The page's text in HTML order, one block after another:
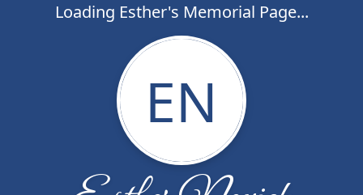
Loading Esther's Memorial Page...
EN